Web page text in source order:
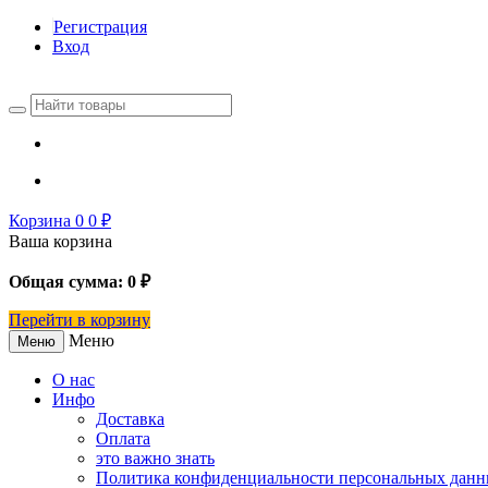
Регистрация
Вход
Корзина 0 0 ₽
Ваша корзина
Общая сумма: 0 ₽
Перейти в корзину
Меню Меню
О нас
Инфо
Доставка
Оплата
это важно знать
Политика конфиденциальности персональных